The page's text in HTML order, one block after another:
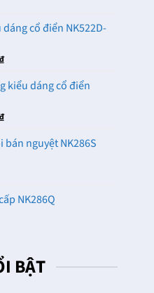
cổ điển NK522D-
₫Khoảng
từ
đến
kiểu dáng cổ điển
₫Khoảng
từ
398,000₫
bán nguyệt NK286S
NK286Q
BẬT